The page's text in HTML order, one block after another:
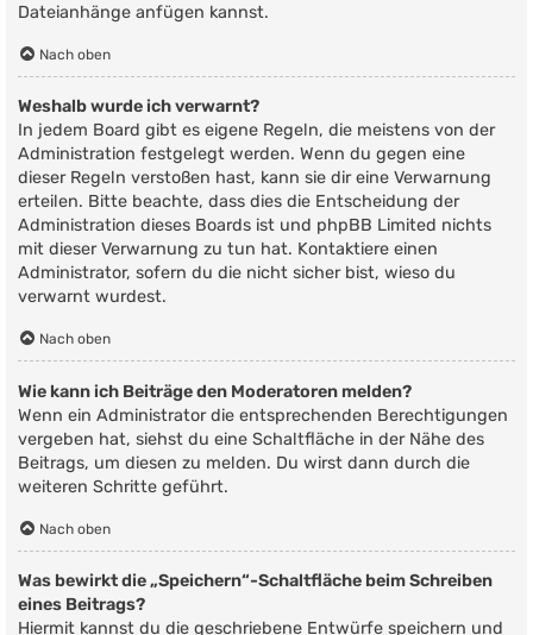
Dateianhänge anfügen kannst.
Nach oben
Weshalb wurde ich verwarnt?
In jedem Board gibt es eigene Regeln, die meistens von der
Administration festgelegt werden. Wenn du gegen eine
dieser Regeln verstoßen hast, kann sie dir eine Verwarnung
erteilen. Bitte beachte, dass dies die Entscheidung der
Administration dieses Boards ist und phpBB Limited nichts
mit dieser Verwarnung zu tun hat. Kontaktiere einen
Administrator, sofern du die nicht sicher bist, wieso du
verwarnt wurdest.
Nach oben
Wie kann ich Beiträge den Moderatoren melden?
Wenn ein Administrator die entsprechenden Berechtigungen
vergeben hat, siehst du eine Schaltfläche in der Nähe des
Beitrags, um diesen zu melden. Du wirst dann durch die
weiteren Schritte geführt.
Nach oben
Was bewirkt die „Speichern“-Schaltfläche beim Schreiben
eines Beitrags?
Hiermit kannst du die geschriebene Entwürfe speichern und